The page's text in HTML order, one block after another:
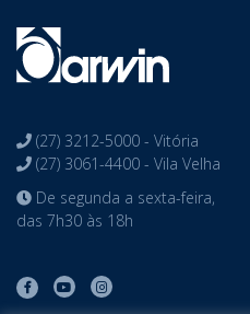
(27) 3212-5000 - Vitória
(27) 3061-4400 - Vila Velha
De segunda a sexta-feira,
das 7h30 às 18h